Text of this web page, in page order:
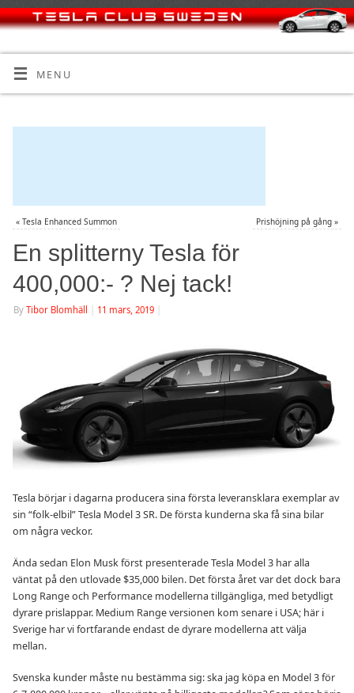
MENU
« Tesla Enhanced Summon Prishöjning på gång »
En splitterny Tesla för
400,000:- ? Nej tack!
By Tibor Blomhäll 11 mars, 2019
Tesla börjar i dagarna producera sina första leveransklara exemplar av
sin “folk-elbil” Tesla Model 3 SR. De första kunderna ska få sina bilar
om några veckor.
Ända sedan Elon Musk först presenterade Tesla Model 3 har alla
väntat på den utlovade $35,000 bilen. Det första året var det dock bara
Long Range och Performance modellerna tillgängliga, med betydligt
dyrare prislappar. Medium Range versionen kom senare i USA; här i
Sverige har vi fortfarande endast de dyrare modellerna att välja
mellan.
Svenska kunder måste nu bestämma sig: ska jag köpa en Model 3 för